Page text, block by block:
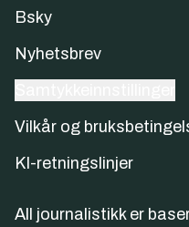
Bsky
Nyhetsbrev
Vilkår og
KI-retningslinjer
All journalistikk er